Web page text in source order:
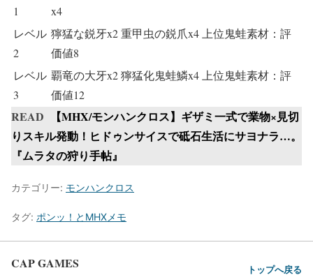
1
x4
レベル
2
獰猛な鋭牙x2 重甲虫の鋭爪x4 上位鬼蛙素材：評
価値8
レベル
3
覇竜の大牙x2 獰猛化鬼蛙鱗x4 上位鬼蛙素材：評
価値12
READ
【MHX/モンハンクロス】ギザミ一式で業物×見切
りスキル発動！ヒドゥンサイスで砥石生活にサヨナラ…。
『ムラタの狩り手帖』
カテゴリー: モンハンクロス
タグ: ポンッ！とMHXメモ
CAP GAMES トップへ戻る